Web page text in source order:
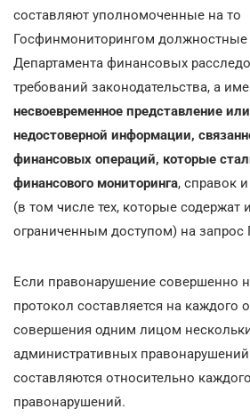
составляют уполномоченные на то
Госфинмониторингом должностные
Департамента финансовых
требований законодательства, а
несвоевременное представление
недостоверной информации,
финансовых операций, которые
финансового мониторинга, справок
(в том числе тех, которые
ограниченным доступом) на запрос
Если правонарушение совершенно
протокол составляется на каждого
совершения одним лицом
административных
составляются относительно
правонарушений.